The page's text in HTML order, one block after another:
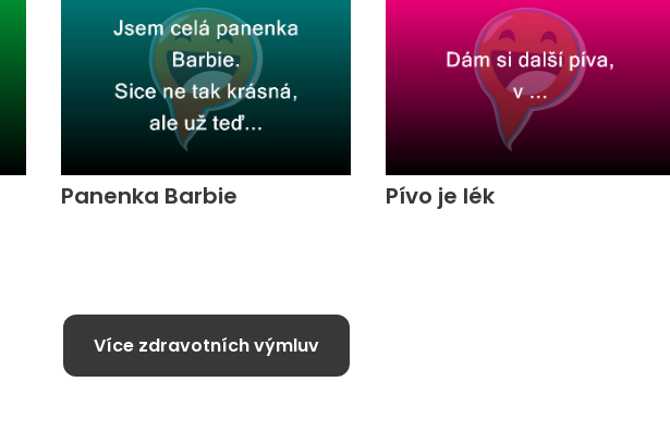
Panenka Barbie Pívo je lék
Více zdravotních výmluv